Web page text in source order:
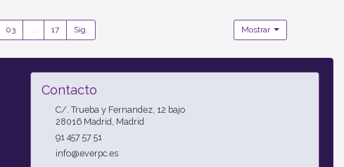
03 17 Sig. Mostrar
Contacto
C/. Trueba y Fernandez, 12 bajo
28016 Madrid Madrid
91 457 57 51
info@everpc.es